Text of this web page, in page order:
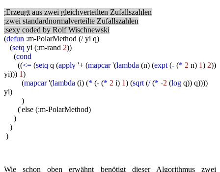
;Erzeugt aus zwei gleichverteilten Zufallszahlen
;zwei standardnormalverteilte Zufallszahlen
;sexy coded by Rolf Wischnewski
(defun :m-PolarMethod (/ yi q)
(setq yi (:m-rand 2))
(cond
((<= (setq q (apply '+ (mapcar'(lambda (n) (expt (- (* 2 n) 1) 2))
yi))) 1)
(mapcar'(lambda (i) (* (- (* 2 i) 1) (sqrt (/(* -2 (log q)) q))))
yi)
)
('else (:m-PolarMethod)
)
)
)
Wie schon oben erwähnt benötigt dieser Algorithmus zwei